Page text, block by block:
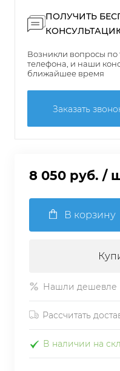
ПОЛУЧИТЬ
Возникли вопросы по
телефона, и наши
ближайшее время
Заказать
8 050 руб. /
В корзину
Нашли дешевле
Рассчитать
В наличии на